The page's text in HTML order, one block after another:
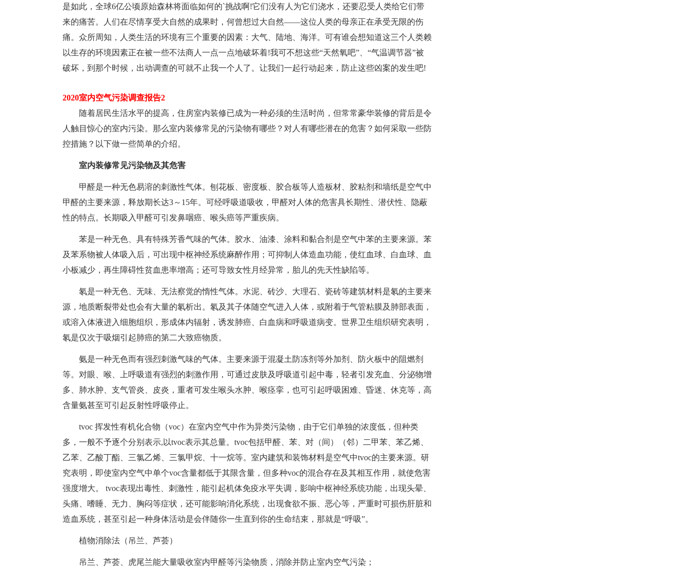
是如此，全球6亿公顷原始森林将面临如何的`挑战啊!它们没有人为它们浇水，还要忍受人类给它们带
来的痛苦。人们在尽情享受大自然的成果时，何曾想过大自然——这位人类的母亲正在承受无限的伤
痛。众所周知，人类生活的环境有三个重要的因素：大气、陆地、海洋。可有谁会想知道这三个人类赖
以生存的环境因素正在被一些不法商人一点一点地破坏着!我可不想这些“天然氧吧”、“气温调节器”被
破坏，到那个时候，出动调查的可就不止我一个人了。让我们一起行动起来，防止这些凶案的发生吧!
2020室内空气污染调查报告2
随着居民生活水平的提高，住房室内装修已成为一种必须的生活时尚，但常常豪华装修的背后是令
人触目惊心的室内污染。那么室内装修常见的污染物有哪些？对人有哪些潜在的危害？如何采取一些防
控措施？以下做一些简单的介绍。
室内装修常见污染物及其危害
甲醛是一种无色易溶的刺激性气体。刨花板、密度板、胶合板等人造板材、胶粘剂和墙纸是空气中
甲醛的主要来源，释放期长达3～15年。可经呼吸道吸收，甲醛对人体的危害具长期性、潜伏性、隐蔽
性的特点。长期吸入甲醛可引发鼻咽癌、喉头癌等严重疾病。
苯是一种无色、具有特殊芳香气味的气体。胶水、油漆、涂料和黏合剂是空气中苯的主要来源。苯
及苯系物被人体吸入后，可出现中枢神经系统麻醉作用；可抑制人体造血功能，使红血球、白血球、血
小板减少，再生障碍性贫血患率增高；还可导致女性月经异常，胎儿的先天性缺陷等。
氡是一种无色、无味、无法察觉的惰性气体。水泥、砖沙、大理石、瓷砖等建筑材料是氡的主要来
源，地质断裂带处也会有大量的氡析出。氡及其子体随空气进入人体，或附着于气管粘膜及肺部表面，
或溶入体液进入细胞组织，形成体内辐射，诱发肺癌、白血病和呼吸道病变。世界卫生组织研究表明，
氡是仅次于吸烟引起肺癌的第二大致癌物质。
氨是一种无色而有强烈刺激气味的气体。主要来源于混凝土防冻剂等外加剂、防火板中的阻燃剂
等。对眼、喉、上呼吸道有强烈的刺激作用，可通过皮肤及呼吸道引起中毒，轻者引发充血、分泌物增
多、肺水肿、支气管炎、皮炎，重者可发生喉头水肿、喉痉挛，也可引起呼吸困难、昏迷、休克等，高
含量氨甚至可引起反射性呼吸停止。
tvoc 挥发性有机化合物（voc）在室内空气中作为异类污染物，由于它们单独的浓度低，但种类
多，一般不予逐个分别表示,以tvoc表示其总量。tvoc包括甲醛、苯、对（间）（邻）二甲苯、苯乙烯、
乙苯、乙酸丁酯、三氯乙烯、三氯甲烷、十一烷等。室内建筑和装饰材料是空气中tvoc的主要来源。研
究表明，即使室内空气中单个voc含量都低于其限含量，但多种voc的混合存在及其相互作用，就使危害
强度增大。 tvoc表现出毒性、刺激性，能引起机体免疫水平失调，影响中枢神经系统功能，出现头晕、
头痛、嗜睡、无力、胸闷等症状，还可能影响消化系统，出现食欲不振、恶心等，严重时可损伤肝脏和
造血系统，甚至引起一种身体活动是会伴随你一生直到你的生命结束，那就是“呼吸”。
植物消除法（吊兰、芦荟）
吊兰、芦荟、虎尾兰能大量吸收室内甲醛等污染物质，消除并防止室内空气污染；